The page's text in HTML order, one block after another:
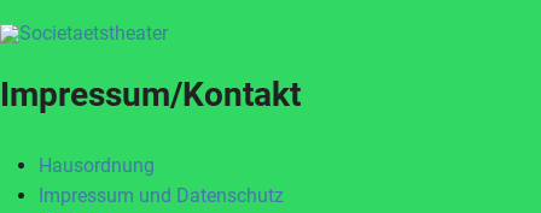
Impressum/Kontakt
Hausordnung
Impressum und Datenschutz